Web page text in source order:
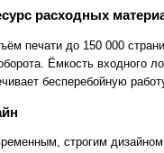
расходных
печати до 150 000
Ёмкость входного
бесперебойную
строгим